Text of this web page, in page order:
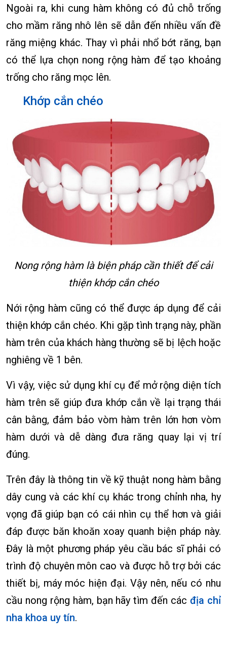
Ngoài ra, khi cung hàm không có đủ chỗ trống
cho mầm răng nhô lên sẽ dẫn đến nhiều vấn đề
răng miệng khác. Thay vì phải nhổ bớt răng, bạn
có thể lựa chọn nong rộng hàm để tạo khoảng
trống cho răng mọc lên.
Khớp cắn chéo
Nong rộng hàm là biện pháp cần thiết để cải
thiện khớp cắn chéo
Nới rộng hàm cũng có thể được áp dụng để cải
thiện khớp cắn chéo. Khi gặp tình trạng này, phần
hàm trên của khách hàng thường sẽ bị lệch hoặc
nghiêng về 1 bên.
Vì vậy, việc sử dụng khí cụ để mở rộng diện tích
hàm trên sẽ giúp đưa khớp cắn về lại trạng thái
cân bằng, đảm bảo vòm hàm trên lớn hơn vòm
hàm dưới và dễ dàng đưa răng quay lại vị trí
đúng.
Trên đây là thông tin về kỹ thuật nong hàm bằng
dây cung và các khí cụ khác trong chỉnh nha, hy
vọng đã giúp bạn có cái nhìn cụ thể hơn và giải
đáp được băn khoăn xoay quanh biện pháp này.
Đây là một phương pháp yêu cầu bác sĩ phải có
trình độ chuyên môn cao và được hỗ trợ bởi các
thiết bị, máy móc hiện đại. Vậy nên, nếu có nhu
cầu nong rộng hàm, bạn hãy tìm đến cácđịa chỉ
nha khoa uy tín.